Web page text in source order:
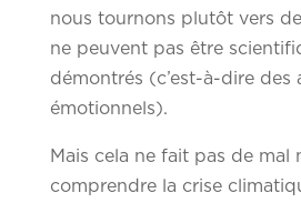
nous tournons plutôt vers
ne peuvent pas être
démontrés (c’est-à-dire des
émotionnels).
Mais cela ne fait pas de mal
comprendre la crise